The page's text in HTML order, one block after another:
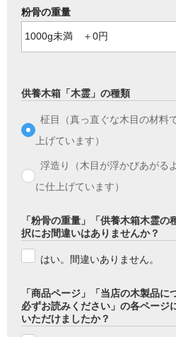
粉骨の重量
供養木箱「木霊」の種類
柾目（真っ直ぐな木目の材料
上げています）
浮造り（木目が浮かびあがる
に仕上げています）
「粉骨の重量」「供養木箱木霊
択にお間違いはありませんか？
はい。間違いありません。
「商品ページ」「当店の木製品
必ずお読みください」の各ページ
いただけましたか？